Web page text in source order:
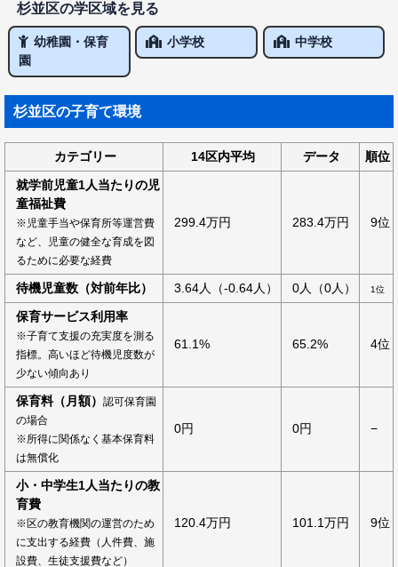
杉並区の学区域を見る
幼稚園・保育
園
小学校 中学校
杉並区の子育て環境
カテゴリー 14区内平均 データ
順位
就学前児童1人当たりの児
童福祉費
※児童手当や保育所等運営費
など、児童の健全な育成を図
るために必要な経費
299.4万円 283.4万円 9位
待機児童数（対前年比） 3.64人（-0.64人） 0人（0人） 1位
保育サービス利用率
※子育て支援の充実度を測る
指標。高いほど待機児度数が
少ない傾向あり
61.1% 65.2% 4位
保育料（月額）
認可保育園
の場合
※所得に関係なく基本保育料
は無償化
0円 0円 −
小・中学生1人当たりの教
育費
※区の教育機関の運営のため
に支出する経費（人件費、施
設費、生徒支援費など）
120.4万円 101.1万円 9位